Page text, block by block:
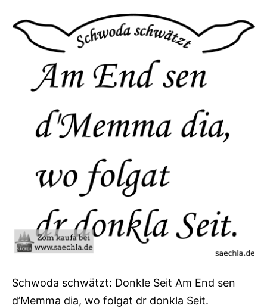
Schwoda schwätzt: Donkle Seit Am End sen
d’Memma dia, wo folgat dr donkla Seit.